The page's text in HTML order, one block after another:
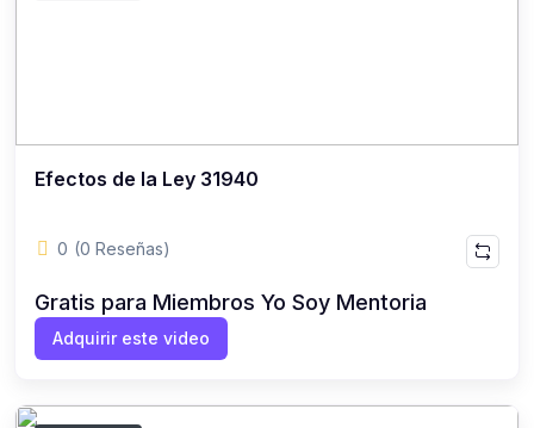
Efectos de la Ley 31940
0 (0 Reseñas)
Gratis para Miembros Yo Soy Mentoria
Adquirir este video